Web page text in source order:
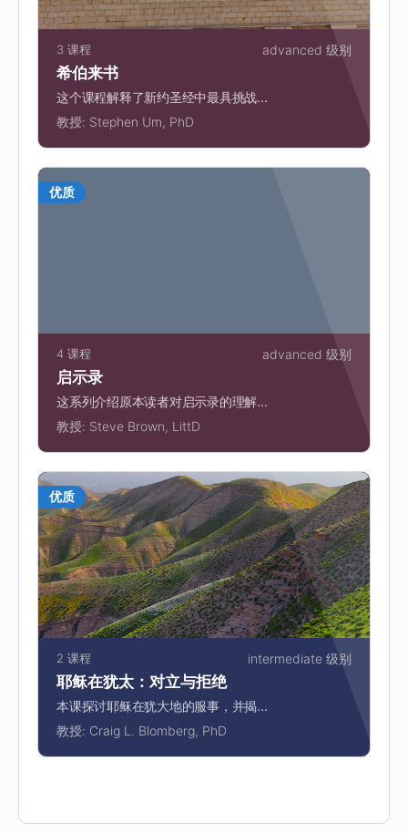
3 课程 advanced 级别
希伯来书
这个课程解释了新约圣经中最具挑战...
教授: Stephen Um, PhD
优质
4 课程 advanced 级别
启示录
这系列介绍原本读者对启示录的理解...
教授: Steve Brown, LittD
优质
2 课程 intermediate 级别
耶稣在犹太：对立与拒绝
本课探讨耶稣在犹大地的服事，并揭...
教授: Craig L. Blomberg, PhD